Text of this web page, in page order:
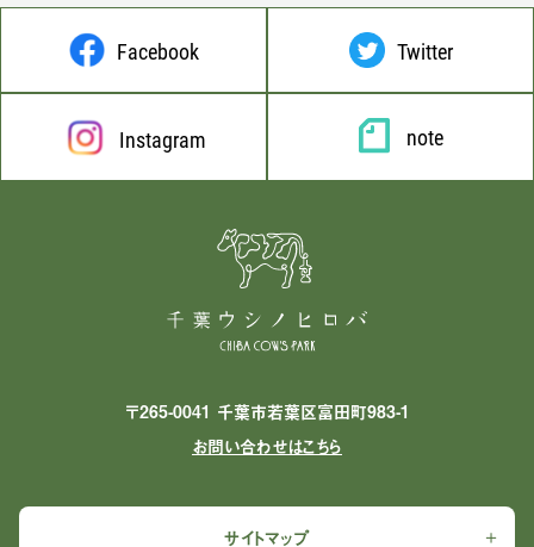
Facebook Twitter
Instagram note
〒265-0041 千葉市若葉区富田町983-1
お問い合わせはこちら
サイトマップ